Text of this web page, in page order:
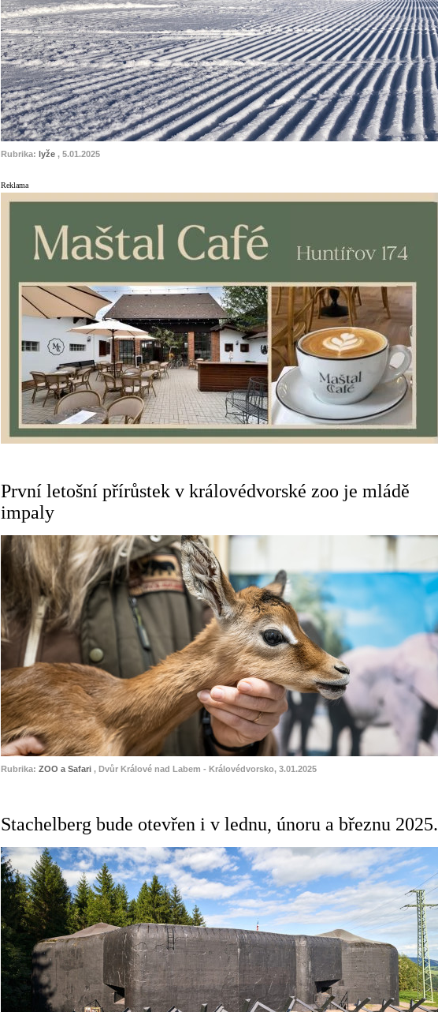
Rubrika: lyže , 5.01.2025
Reklama
První letošní přírůstek v královédvorské zoo je mládě
impaly
Rubrika: ZOO a Safari , Dvůr Králové nad Labem - Královédvorsko, 3.01.2025
Stachelberg bude otevřen i v lednu, únoru a březnu 2025.